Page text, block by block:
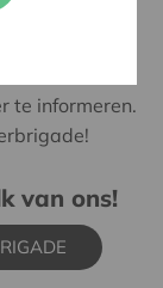
of
we water
te informeren.
van ons!